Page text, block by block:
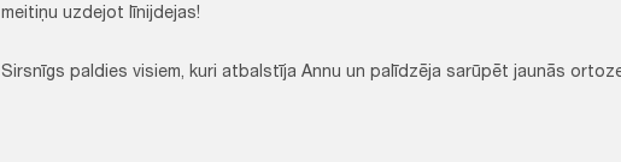
meitiņu uzdejot līnijdejas!
Sirsnīgs paldies visiem, kuri atbalstīja Annu un palīdzēja sarūpēt jaunās